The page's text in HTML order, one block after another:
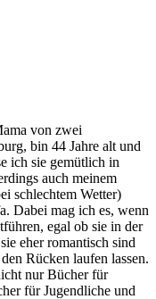
von zwei
bin 44 Jahre alt und
ich sie gemütlich in
auch meinem
schlechtem Wetter)
Dabei mag ich es, wenn
egal ob sie in der
eher romantisch sind
Rücken laufen lassen.
nur Bücher für
für Jugendliche und